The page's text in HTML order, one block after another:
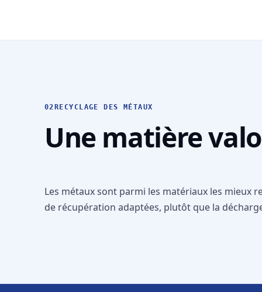
02 RECYCLAGE DES MÉTAUX
Une matière
Les métaux sont parmi les matériaux les mieux
de récupération adaptées, plutôt que la